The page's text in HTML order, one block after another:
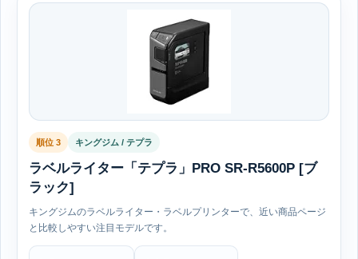
順位 3 キングジム / テプラ
ラベルライター「テプラ」PRO SR-R5600P [ブ
ラック]
キングジムのラベルライター・ラベルプリンターで、近い商品ページ
と比較しやすい注目モデルです。